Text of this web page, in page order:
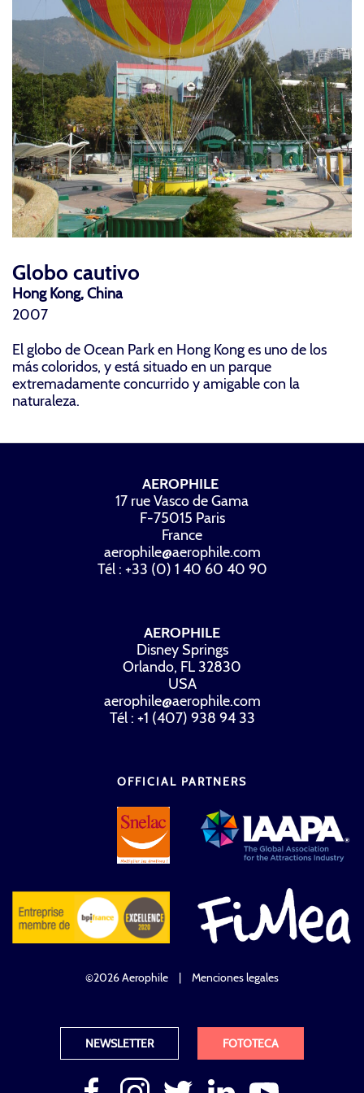
Globo cautivo
Hong Kong, China
2007
El globo de Ocean Park en Hong Kong es uno de los
más coloridos, y está situado en un parque
extremadamente concurrido y amigable con la
naturaleza.
AEROPHILE
17 rue Vasco de Gama
F-75015 Paris
France
aerophile@aerophile.com
Tél : +33 (0) 1 40 60 40 90
AEROPHILE
Disney Springs
Orlando, FL 32830
USA
aerophile@aerophile.com
Tél : +1 (407) 938 94 33
OFFICIAL PARTNERS
©2026 Aerophile Menciones legales
NEWSLETTER FOTOTECA